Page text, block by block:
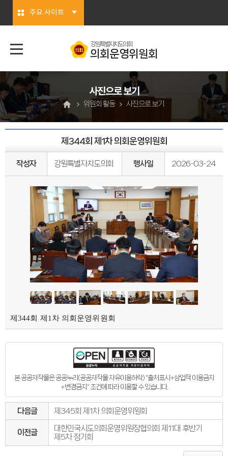
주요 사이트
강원특별자치도의회
의회운영위원회
사진으로 보기
위원회 활동 사진으로 보기
제344회 제1차 의회운영위원회
작성자 강원특별자치도의회 행사일 2026-03-24
제344회 제1차 의회운영위원회
본 공공저작물은 공공누리(공공저작물 자유이용허락) "출처표시+상업적 이용금지
+변경금지" 조건에 따라 이용할 수 있습니다.
다음글 제345회 제1차 의회운영위원회
이전글
대한민국시도의회운영위원장협의회 제11대 후반기
제5차 정기회